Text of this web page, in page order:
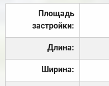
Площадь
застройки:
Длина:
Ширина: